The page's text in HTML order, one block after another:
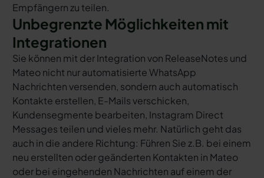
Empfängern zu teilen.
Unbegrenzte Möglichkeiten mit
Integrationen
Sie können mit der Integration von ReleaseNotes und
Mateo nicht nur automatisierte WhatsApp
Nachrichten versenden, sondern auch automatisch
Kontakte erstellen, E-Mails verschicken,
Kundensegmente bearbeiten, Instagram Direct
Messages teilen und vieles mehr. Natürlich geht das
auch in die andere Richtung: Führen Sie z.B. bei einem
neu erstellten oder geänderten Kontakten in Mateo
oder bei eingehenden Nachrichten auf einem der